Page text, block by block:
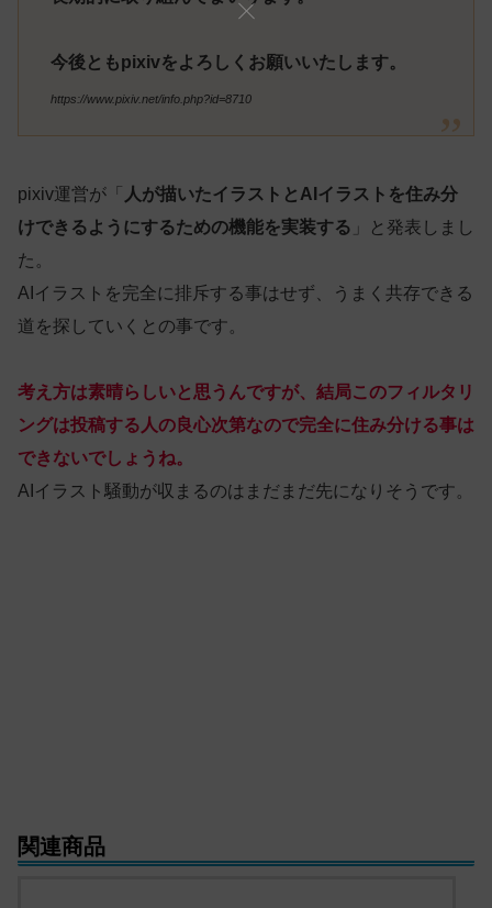
今後ともpixivをよろしくお願いいたします。
https://www.pixiv.net/info.php?id=8710
pixiv運営が「 人が描いたイラストとAIイラストを住み分
けできるようにするための機能を実装する 」と発表しまし
た。
AIイラストを完全に排斥する事はせず、うまく共存できる
道を探していくとの事です。
考え方は素晴らしいと思うんですが、結局このフィルタリ
ングは投稿する人の良心次第なので完全に住み分ける事は
できないでしょうね。
AIイラスト騒動が収まるのはまだまだ先になりそうです。
関連商品